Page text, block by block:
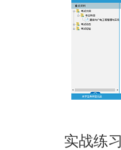
实战练习